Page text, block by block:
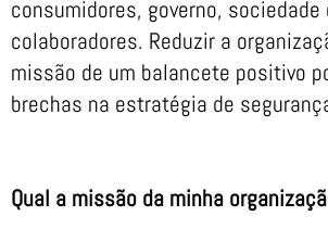
consumidores, governo,
colaboradores. Reduzir a
missão de um balancete positivo
brechas na estratégia de
Qual a missão da minha